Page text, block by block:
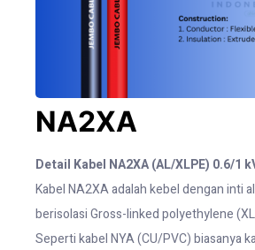
NA2XA
Detail Kabel NA2XA (AL/XLPE) 0.6/1
Kabel NA2XA adalah kebel dengan inti
berisolasi Gross-linked polyethylene
Seperti kabel NYA (CU/PVC) biasanya